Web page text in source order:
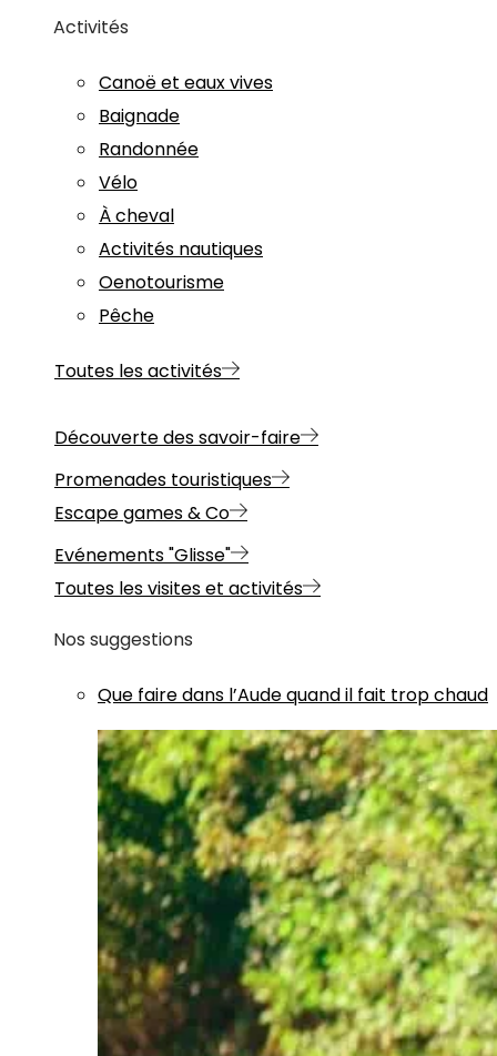
Activités
Canoë et eaux vives
Baignade
Randonnée
Vélo
À cheval
Activités nautiques
Oenotourisme
Pêche
Toutes les activités
Découverte des savoir-faire
Promenades touristiques
Escape games & Co
Evénements "Glisse"
Toutes les visites et activités
Nos suggestions
Que faire dans l’Aude quand il fait trop chaud